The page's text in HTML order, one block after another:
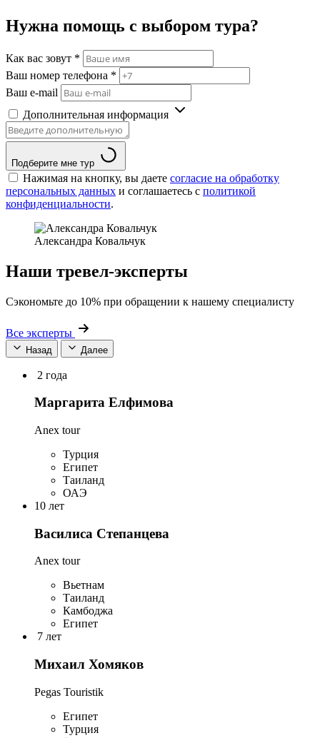
Нужна помощь с выбором тура?
Как вас зовут *
Ваш номер телефона *
Ваш e-mail
Дополнительная информация
Подберите мне тур
Нажимая на кнопку, вы даете согласие на обработку
персональных данных и соглашаетесь c политикой
конфиденциальности.
Александра Ковальчук
Наши тревел-эксперты
Сэкономьте до 10% при обращении к нашему специалисту
Все эксперты
Назад Далее
2 года
Маргарита Елфимова
Anex tour
Турция
Египет
Таиланд
ОАЭ
10 лет
Василиса Степанцева
Anex tour
Вьетнам
Таиланд
Камбоджа
Египет
7 лет
Михаил Хомяков
Pegas Touristik
Египет
Турция